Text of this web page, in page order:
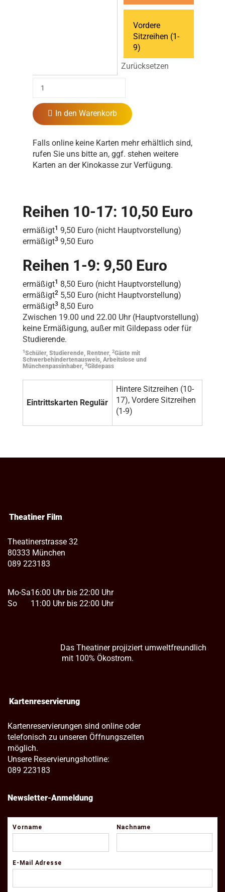
Vordere
Sitzreihen (1-
9)
Zurücksetzen
In den Warenkorb
Falls online keine Karten mehr erhältlich sind,
rufen Sie uns bitte an, ggf. stehen weitere
Karten an der Kinokasse zur Verfügung.
Reihen 10-17: 10,50 Euro
ermäßigt1 9,50 Euro (nicht Hauptvorstellung)
ermäßigt3 9,50 Euro
Reihen 1-9: 9,50 Euro
ermäßigt1 8,50 Euro (nicht Hauptvorstellung)
ermäßigt2 5,50 Euro (nicht Hauptvorstellung)
ermäßigt3 8,50 Euro
Zwischen 19.00 und 22.00 Uhr (Hauptvorstellung)
keine Ermäßigung, außer mit Gildepass oder für
Studierende.
1 Schüler, Studierende, Rentner, 2Gäste mit
Schwerbehindertenausweis, Arbeitslose und
Münchenpassinhaber, 3Gildepass
Eintrittskarten Regulär
Hintere Sitzreihen (10-
17), Vordere Sitzreihen
(1-9)
Theatiner Film
Theatinerstrasse 32
80333 München
089 223183
Mo-Sa
So
16:00 Uhr bis 22:00 Uhr
11:00 Uhr bis 22:00 Uhr
Das Theatiner projiziert umweltfreundlich
mit 100% Ökostrom.
Kartenreservierung
Kartenreservierungen sind online oder
telefonisch zu unseren Öffnungszeiten
möglich.
Unsere Reservierungshotline:
089 223183
Newsletter-Anmeldung